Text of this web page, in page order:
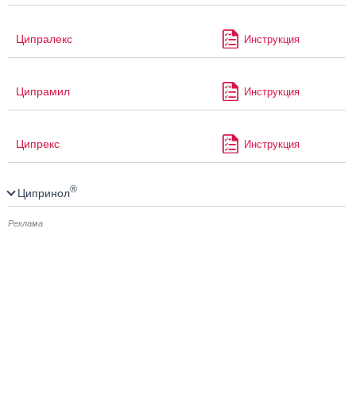
Ципралекс Инструкция
Ципрамил Инструкция
Ципрекс Инструкция
Ципринол®
Реклама